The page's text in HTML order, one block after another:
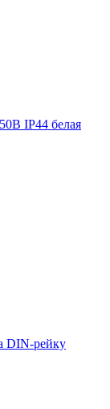
IP44 белая
DIN-рейку